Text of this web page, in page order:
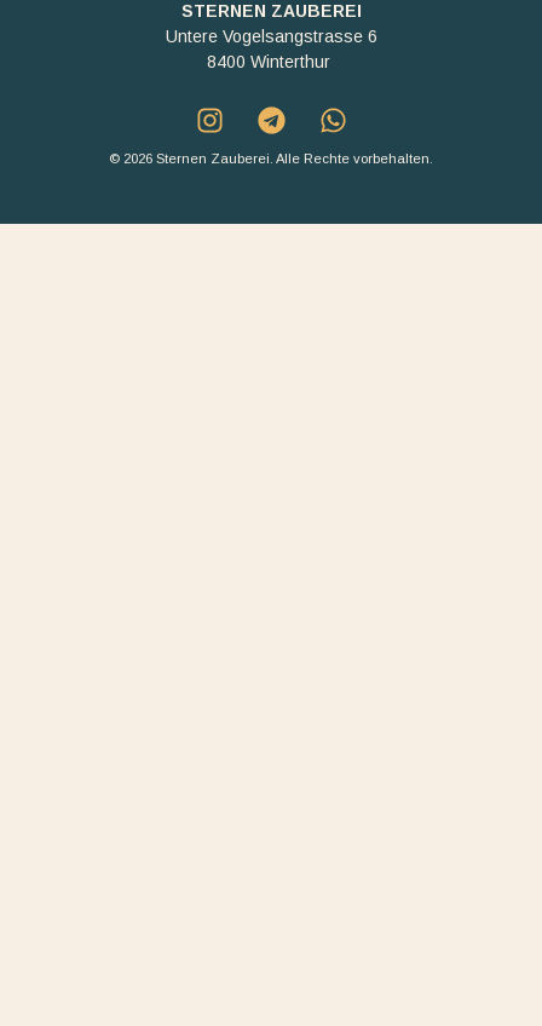
STERNEN ZAUBEREI
Untere Vogelsangstrasse 6
8400 Winterthur
© 2026 Sternen Zauberei. Alle Rechte vorbehalten.